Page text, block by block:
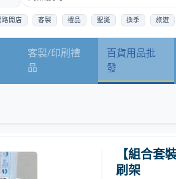
路開店 客製 禮品 聖誕 換季 旅遊
客製/印刷禮
品
百貨用品批
發
【組合套
刷架